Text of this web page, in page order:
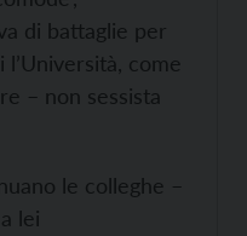
di battaglie per
come
– non sessista
le colleghe –
lei